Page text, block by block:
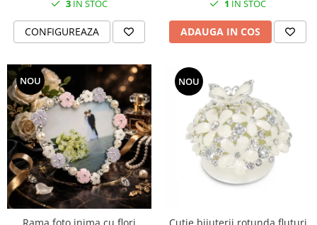
CHIQUE ROZ
CHIQUE STRIPES VERDE
Renaissance Grey
Royal White
CHIQUE STRIPES GALBEN
CHIQUE GALBEN
3 IN STOC
CONFIGUREAZA
1 IN STOC
ADAUGA IN COS
NOU NOU